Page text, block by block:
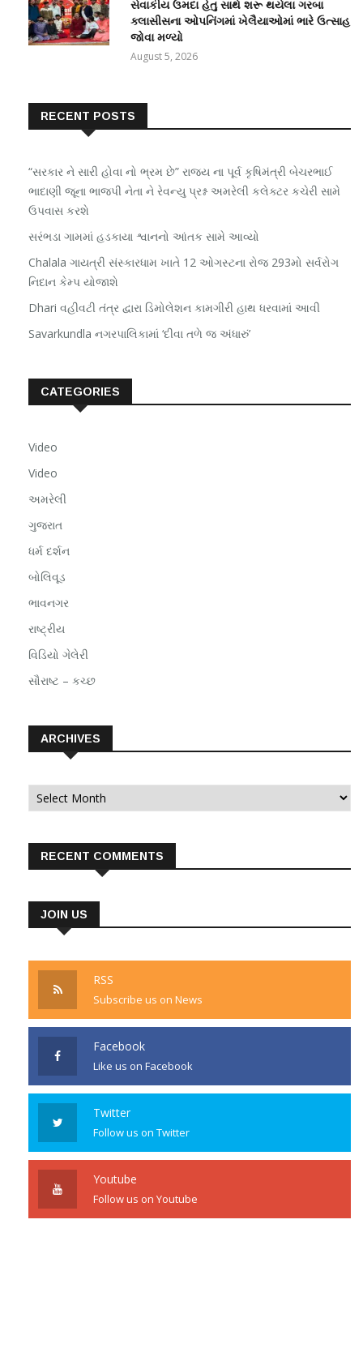
સેવાકીય ઉમદા હેતુ સાથે શરૂ થયેલા ગરબા
ક્લાસીસના ઓપનિંગમાં ખેલૈયાઓમાં ભારે ઉત્સાહ
જોવા મળ્યો
August 5, 2026
RECENT POSTS
“સરકાર ને સારી હોવા નો ભ્રમ છે” રાજ્ય ના પૂર્વ કૃષિમંત્રી બેચરભાઈ
ભાદાણી જૂના ભાજપી નેતા ને રેવન્યુ પ્રશ્ન અમરેલી કલેક્ટર કચેરી સામે
ઉપવાસ કરશે
સરંભડા ગામમાં હડકાયા શ્વાનનો આંતક સામે આવ્યો
Chalala ગાયત્રી સંસ્કારધામ ખાતે 12 ઓગસ્ટના રોજ 293મો સર્વરોગ
નિદાન કેમ્પ યોજાશે
Dhari વહીવટી તંત્ર દ્વારા ડિમોલેશન કામગીરી હાથ ધરવામાં આવી
Savarkundla નગરપાલિકામાં ‘દીવા તળે જ અંધારું’
CATEGORIES
Video
Video
અમરેલી
ગુજરાત
ધર્મ દર્શન
બોલિવૂડ
ભાવનગર
રાષ્ટ્રીય
વિડિયો ગેલેરી
સૌરાષ્ટ – કચ્છ
ARCHIVES
Archives
RECENT COMMENTS
JOIN US
RSS
Subscribe us on News
Facebook
Like us on Facebook
Twitter
Follow us on Twitter
Youtube
Follow us on Youtube